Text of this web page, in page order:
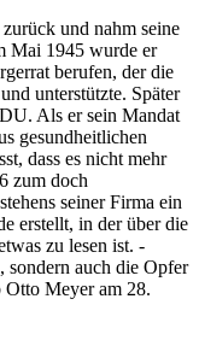
und nahm seine
Mai 1945 wurde er
berufen, der die
unterstützte. Später
Als er sein Mandat
gesundheitlichen
dass es nicht mehr
zum doch
seiner Firma ein
erstellt, in der über die
zu lesen ist. -
sondern auch die Opfer
Meyer am 28.